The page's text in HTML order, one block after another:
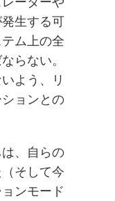
生する可
ム上の全
らない。
よう、リ
ョンとの
、自らの
そして今
ンモード